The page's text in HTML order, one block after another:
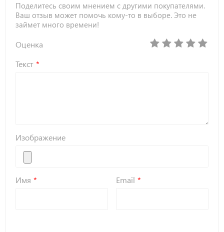
Поделитесь своим мнением с другими покупателями.
Ваш отзыв может помочь кому-то в выборе. Это не
займет много времени!
Оценка
Текст
Изображение
Имя Email